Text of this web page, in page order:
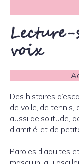
Lecture-
voix
Des histoires
de voile, de tennis,
aussi de solitude,
d’amitié, et de
Paroles d’adultes